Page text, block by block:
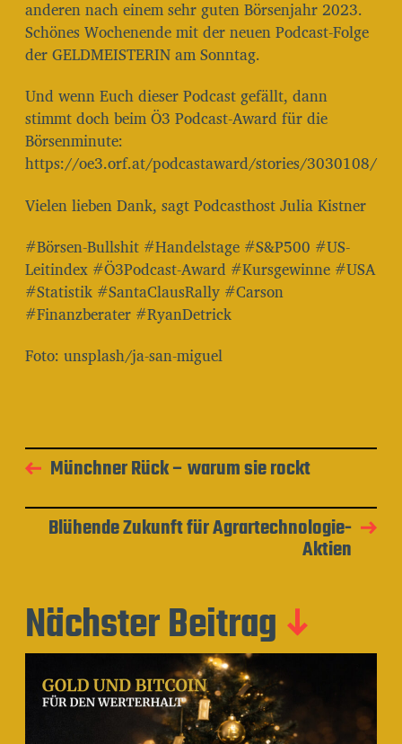
anderen nach einem sehr guten Börsenjahr 2023.
Schönes Wochenende mit der neuen Podcast-Folge
der GELDMEISTERIN am Sonntag.
Und wenn Euch dieser Podcast gefällt, dann
stimmt doch beim Ö3 Podcast-Award für die
Börsenminute:
https://oe3.orf.at/podcastaward/stories/3030108/
Vielen lieben Dank, sagt Podcasthost Julia Kistner
#Börsen-Bullshit #Handelstage #S&P500 #US-
Leitindex #Ö3Podcast-Award #Kursgewinne #USA
#Statistik #SantaClausRally #Carson
#Finanzberater #RyanDetrick
Foto: unsplash/ja-san-miguel
Münchner Rück – warum sie rockt
Blühende Zukunft für Agrartechnologie-
Aktien
Nächster Beitrag